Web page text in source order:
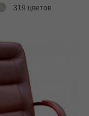
319 цветов